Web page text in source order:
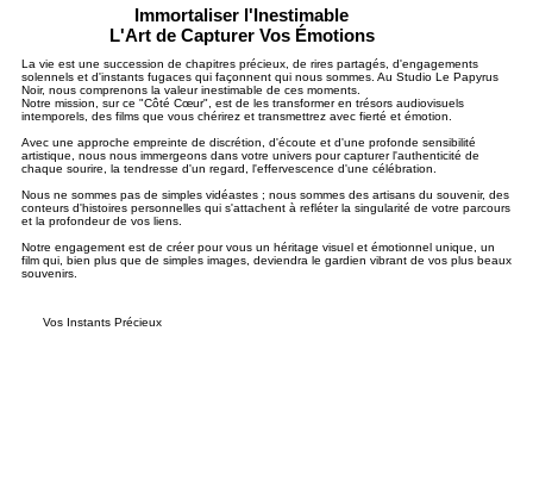
Immortaliser l'Inestimable
L'Art de Capturer Vos Émotions
La vie est une succession de chapitres précieux, de rires partagés, d'engagements
solennels et d'instants fugaces qui façonnent qui nous sommes. Au Studio Le Papyrus
Noir, nous comprenons la valeur inestimable de ces moments.
Notre mission, sur ce "Côté Cœur", est de les transformer en trésors audiovisuels
intemporels, des films que vous chérirez et transmettrez avec fierté et émotion.
Avec une approche empreinte de discrétion, d'écoute et d'une profonde sensibilité
artistique, nous nous immergeons dans votre univers pour capturer l'authenticité de
chaque sourire, la tendresse d'un regard, l'effervescence d'une célébration.
Nous ne sommes pas de simples vidéastes ; nous sommes des artisans du souvenir, des
conteurs d'histoires personnelles qui s'attachent à refléter la singularité de votre parcours
et la profondeur de vos liens.
Notre engagement est de créer pour vous un héritage visuel et émotionnel unique, un
film qui, bien plus que de simples images, deviendra le gardien vibrant de vos plus beaux
souvenirs.
Vos Instants Précieux